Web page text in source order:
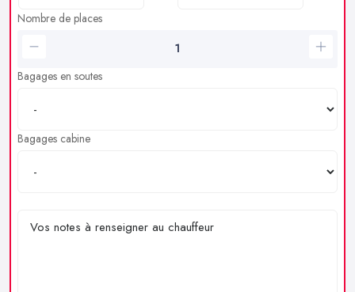
Nombre de places
Bagages en soutes
Bagages cabine